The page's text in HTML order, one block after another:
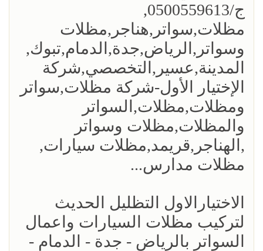
ج/0500559613,
مظلات,سواتر,هناجر,مظلات
وسواتر,الرياض,جدة,الدمام,تبوك,
المدينة,عسير,التخصصي,شركة
الإختيار الأول-شركة مظلات,سواتر
ومظلات,مظلات,السواتر
والمظلات,مظلات وسواتر
,الهناجر,قريمد,مظلات سيارات,
مظلات مدارس...
الاختيارالاول التظليل الحديث
لتركيب مظلات السيارات واعمال
السواتر بالرياض - جدة - الدمام -